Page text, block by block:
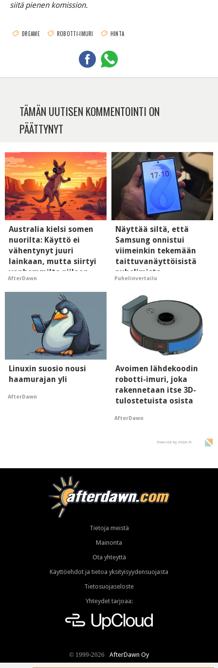
siitä pienen komission.
DREAME ROBOTTI-IMURI HINTA
TÄMÄN UUTISEN KOMMENTOINTI ON
PÄÄTTYNYT
Australia kielsi somen
nuorilta: Käyttö ei
vähentynyt juuri
lainkaan, mutta siirtyi
vanhemmilta piiloon
AfterDawn
Näyttää siltä, että
Samsung onnistui
viimeinkin tekemään
taittuvanäyttöisistä
puhelimista
supersuosittuja
Puhelinvertailu
Linuxin suosio nousi
haamurajan yli
AfterDawn
Avoimen lähdekoodin
robotti-imuri, joka
rakennetaan itse 3D-
tulostetuista osista
AfterDawn
Powered by HIGH.FI
Tietoja meistä
Mainonta
Ota yhteyttä
Käyttöehdot ja tietoa yksityisyydensuojasta
Tietosuojaseloste
Yhteydet tarjoaa:
© 1999-2026 AfterDawn Oy